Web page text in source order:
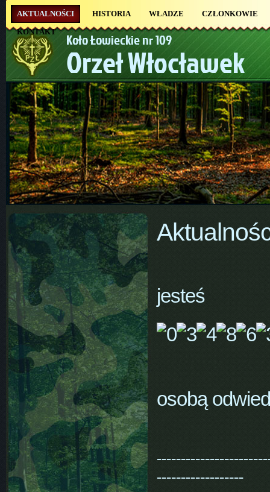
AKTUALNOŚCI HISTORIA WŁADZE
CZŁONKOWIE
KONTAKT
Koło Łowieckie nr 109
Orzeł Włocławek
jesteś
osobą
------------------